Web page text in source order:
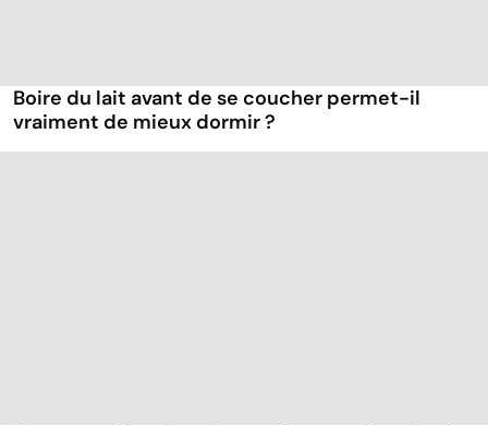
Boire du lait avant de se coucher permet-il
vraiment de mieux dormir ?